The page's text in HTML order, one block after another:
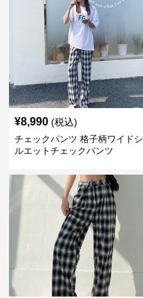
¥8,990 (税込)
チェックパンツ 格子柄ワイドシ
ルエットチェックパンツ